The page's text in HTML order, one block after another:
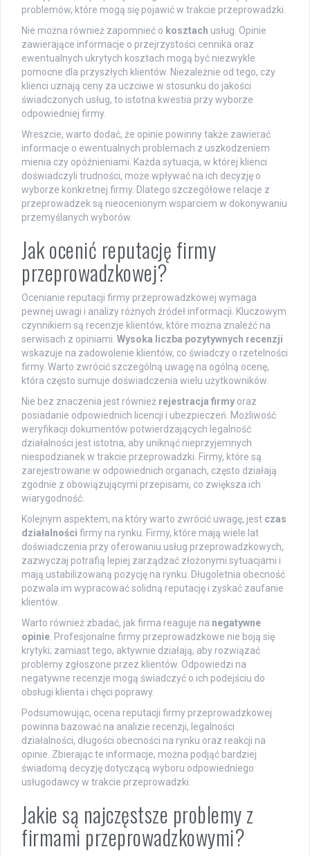
problemów, które mogą się pojawić w trakcie przeprowadzki.
Nie można również zapomnieć o kosztach usług. Opinie
zawierające informacje o przejrzystości cennika oraz
ewentualnych ukrytych kosztach mogą być niezwykle
pomocne dla przyszłych klientów. Niezależnie od tego, czy
klienci uznają ceny za uczciwe w stosunku do jakości
świadczonych usług, to istotna kwestia przy wyborze
odpowiedniej firmy.
Wreszcie, warto dodać, że opinie powinny także zawierać
informacje o ewentualnych problemach z uszkodzeniem
mienia czy opóźnieniami. Każda sytuacja, w której klienci
doświadczyli trudności, może wpływać na ich decyzję o
wyborze konkretnej firmy. Dlatego szczegółowe relacje z
przeprowadzek są nieocenionym wsparciem w dokonywaniu
przemyślanych wyborów.
Jak ocenić reputację firmy
przeprowadzkowej?
Ocenianie reputacji firmy przeprowadzkowej wymaga
pewnej uwagi i analizy różnych źródeł informacji. Kluczowym
czynnikiem są recenzje klientów, które można znaleźć na
serwisach z opiniami. Wysoka liczba pozytywnych recenzji
wskazuje na zadowolenie klientów, co świadczy o rzetelności
firmy. Warto zwrócić szczególną uwagę na ogólną ocenę,
która często sumuje doświadczenia wielu użytkowników.
Nie bez znaczenia jest również rejestracja firmy oraz
posiadanie odpowiednich licencji i ubezpieczeń. Możliwość
weryfikacji dokumentów potwierdzających legalność
działalności jest istotna, aby uniknąć nieprzyjemnych
niespodzianek w trakcie przeprowadzki. Firmy, które są
zarejestrowane w odpowiednich organach, często działają
zgodnie z obowiązującymi przepisami, co zwiększa ich
wiarygodność.
Kolejnym aspektem, na który warto zwrócić uwagę, jest czas
działalności firmy na rynku. Firmy, które mają wiele lat
doświadczenia przy oferowaniu usług przeprowadzkowych,
zazwyczaj potrafią lepiej zarządzać złożonymi sytuacjami i
mają ustabilizowaną pozycję na rynku. Długoletnia obecność
pozwala im wypracować solidną reputację i zyskać zaufanie
klientów.
Warto również zbadać, jak firma reaguje na negatywne
opinie . Profesjonalne firmy przeprowadzkowe nie boją się
krytyki; zamiast tego, aktywnie działają, aby rozwiązać
problemy zgłoszone przez klientów. Odpowiedzi na
negatywne recenzje mogą świadczyć o ich podejściu do
obsługi klienta i chęci poprawy.
Podsumowując, ocena reputacji firmy przeprowadzkowej
powinna bazować na analizie recenzji, legalności
działalności, długości obecności na rynku oraz reakcji na
opinie. Zbierając te informacje, można podjąć bardziej
świadomą decyzję dotyczącą wyboru odpowiedniego
usługodawcy w trakcie przeprowadzki.
Jakie są najczęstsze problemy z
firmami przeprowadzkowymi?